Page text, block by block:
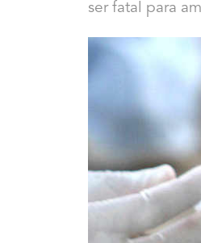
ser fatal para